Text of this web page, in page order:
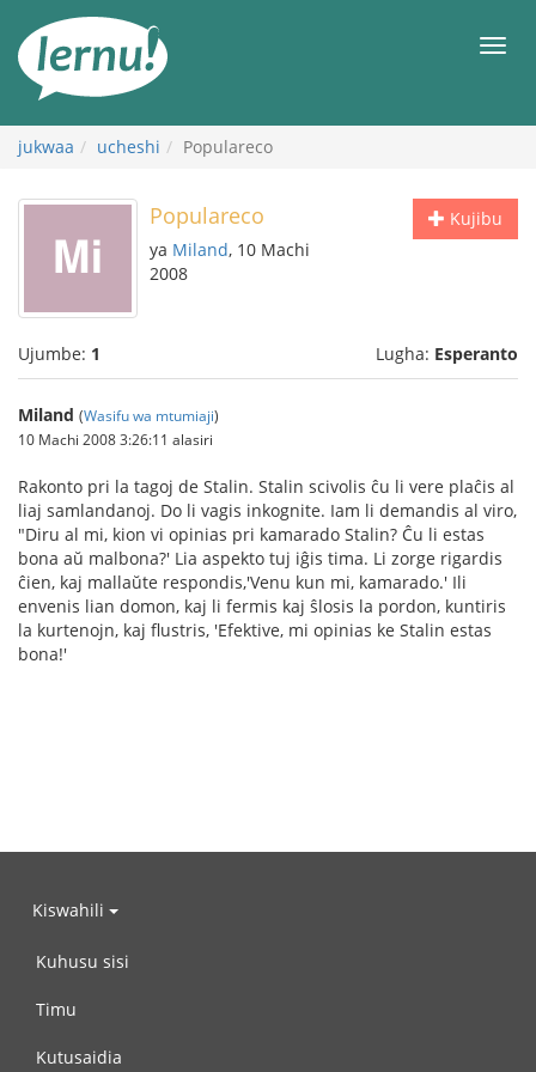
maudhui
jukwaa ucheshi Populareco
Kujibu
Populareco
ya Miland, 10 Machi
2008
Ujumbe: 1 Lugha: Esperanto
Miland (Wasifu wa mtumiaji)
10 Machi 2008 3:26:11 alasiri
Rakonto pri la tagoj de Stalin. Stalin scivolis ĉu li vere plaĉis al
liaj samlandanoj. Do li vagis inkognite. Iam li demandis al viro,
"Diru al mi, kion vi opinias pri kamarado Stalin? Ĉu li estas
bona aŭ malbona?' Lia aspekto tuj iĝis tima. Li zorge rigardis
ĉien, kaj mallaŭte respondis,'Venu kun mi, kamarado.' Ili
envenis lian domon, kaj li fermis kaj ŝlosis la pordon, kuntiris
la kurtenojn, kaj flustris, 'Efektive, mi opinias ke Stalin estas
bona!'
Kiswahili
Kuhusu sisi
Timu
Kutusaidia